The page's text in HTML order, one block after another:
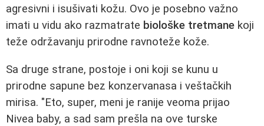
agresivni i isušivati kožu. Ovo je posebno važno
imati u vidu ako razmatrate biološke tretmane koji
teže održavanju prirodne ravnoteže kože.
Sa druge strane, postoje i oni koji se kunu u
prirodne sapune bez konzervanasa i veštačkih
mirisa. "Eto, super, meni je ranije veoma prijao
Nivea baby, a sad sam prešla na ove turske